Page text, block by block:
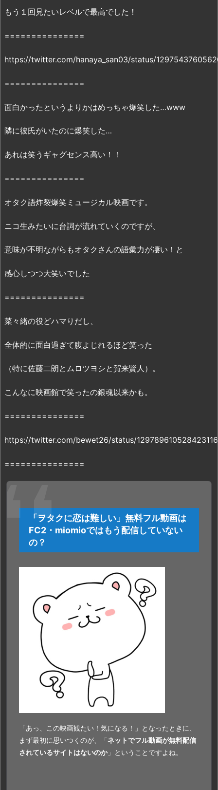
は
し
無
フ
動
「m
o
i
で
配
状
5.
タ
に
は
し
の
短・
料・
で
サ
の
特
徴
や
もう１回見たいレベルで最高でした！
===============
https://twitter.com/hanaya_san03/status/
===============
面白かったというよりかはめっちゃ爆笑した…www
隣に彼氏がいたのに爆笑した…
あれは笑うギャグセンス高い！！
===============
オタク語炸裂爆笑ミュージカル映画です。
ニコ生みたいに台詞が流れていくのですが、
意味が不明ながらもオタクさんの語彙力が凄い！と
感心しつつ大笑いでした
===============
菜々緒の役どハマりだし、
全体的に面白過ぎて腹よじれるほど笑った
（特に佐藤二朗とムロツヨシと賀来賢人）。
こんなに映画館で笑ったの銀魂以来かも。
===============
https://twitter.com/bewet26/status/
===============
「ヲタクに恋は難しい」無料フル動画は
FC2・miomioではもう配信していない
の？
「あっ、この映画観たい！気になる！」となったときに、
まず最初に思いつくのが、「ネットでフル動画が無料配信
されているサイトはないのか」ということですよね。